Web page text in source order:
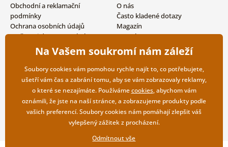
Obchodní a reklamační
podmínky
Ochrana osobních údajů
Možnosti dopravy a platby
Vrácení zboží
O nás
Často kladené dotazy
Magazín
Kontakty
Velkoobchodní spolupráce
Na Vašem soukromí nám záleží
Soubory cookies vám pomohou rychle najít to, co potřebujete,
ušetří vám čas a zabrání tomu, aby se vám zobrazovaly reklamy,
o které se nezajímáte. Používámecookies, abychom vám
oznámili, že jste na naší stránce, a zobrazujeme produkty podle
vašich preferencí. Soubory cookies nám pomáhají zlepšit váš
vylepšený zážitek z procházení.
Odmítnout vše